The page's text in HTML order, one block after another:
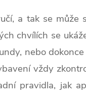
a tak se
chvílích se
nebo
vždy
pravidla, jak